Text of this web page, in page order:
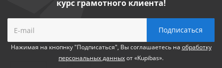
курс грамотного клиента!
Нажимая на кнопнку "Подписаться", Вы соглашаетесь на обработку
персональных данныхот «Kupibas».